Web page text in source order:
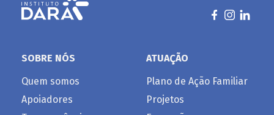
SOBRE NÓS
Quem somos
Apoiadores
ATUAÇÃO
Plano de Ação Familiar
Projetos